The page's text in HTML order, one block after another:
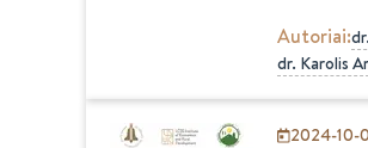
Autoriai:dr.
dr. Karolis
2024-10-